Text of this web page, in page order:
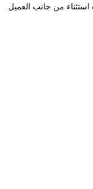
من جانب العميل